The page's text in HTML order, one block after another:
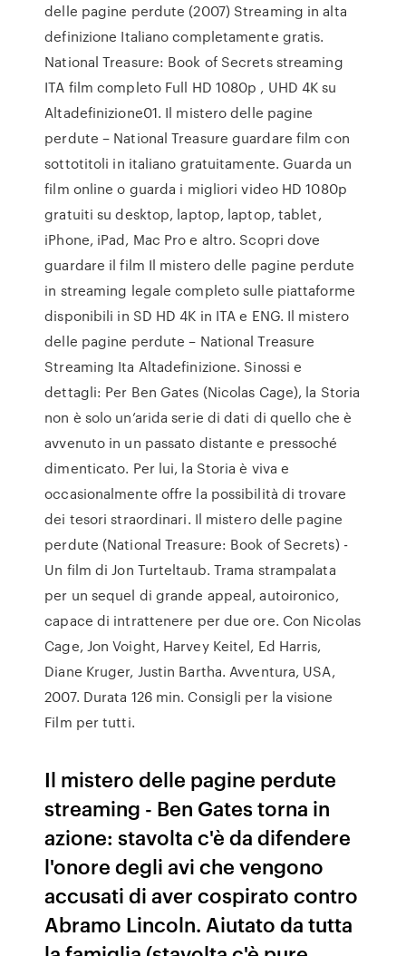
delle pagine perdute (2007) Streaming in alta
definizione Italiano completamente gratis.
National Treasure: Book of Secrets streaming
ITA film completo Full HD 1080p , UHD 4K su
Altadefinizione01. Il mistero delle pagine
perdute – National Treasure guardare film con
sottotitoli in italiano gratuitamente. Guarda un
film online o guarda i migliori video HD 1080p
gratuiti su desktop, laptop, laptop, tablet,
iPhone, iPad, Mac Pro e altro. Scopri dove
guardare il film Il mistero delle pagine perdute
in streaming legale completo sulle piattaforme
disponibili in SD HD 4K in ITA e ENG. Il mistero
delle pagine perdute – National Treasure
Streaming Ita Altadefinizione. Sinossi e
dettagli: Per Ben Gates (Nicolas Cage), la Storia
non è solo un’arida serie di dati di quello che è
avvenuto in un passato distante e pressoché
dimenticato. Per lui, la Storia è viva e
occasionalmente offre la possibilità di trovare
dei tesori straordinari. Il mistero delle pagine
perdute (National Treasure: Book of Secrets) -
Un film di Jon Turteltaub. Trama strampalata
per un sequel di grande appeal, autoironico,
capace di intrattenere per due ore. Con Nicolas
Cage, Jon Voight, Harvey Keitel, Ed Harris,
Diane Kruger, Justin Bartha. Avventura, USA,
2007. Durata 126 min. Consigli per la visione
Film per tutti.
Il mistero delle pagine perdute
streaming - Ben Gates torna in
azione: stavolta c'è da difendere
l'onore degli avi che vengono
accusati di aver cospirato contro
Abramo Lincoln. Aiutato da tutta